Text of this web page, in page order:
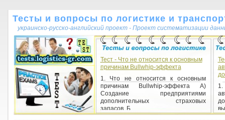
Тесты и вопросы по логистике и
украинско-русско-английский проект - Проект систематизации
Тест - Что не относится к основным
причинам Bullwhip-эффекта
1. Что не относится к основным
причинам Bullwhip-эффекта А)
Создание предприятиями
дополнительных страховых
запасов. Б...
B.